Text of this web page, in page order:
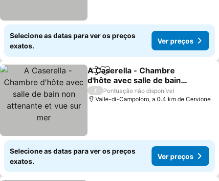
Selecione as datas para ver os preços
exatos.
Ver preços
PartilharAdicionar aos favoritos
A Caserella - Chambre
d'hôte avec salle de bain
non attenante et vue sur
mer
/
Pontuação não disponível
Valle-di-Campoloro, a 0.4 km de Cervione
Selecione as datas para ver os preços
exatos.
Ver preços